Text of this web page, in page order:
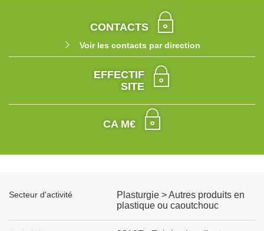
CONTACTS
Voir les contacts par direction
EFFECTIF
SITE
CA M€
Secteur d'activité
Plasturgie > Autres produits en
plastique ou caoutchouc